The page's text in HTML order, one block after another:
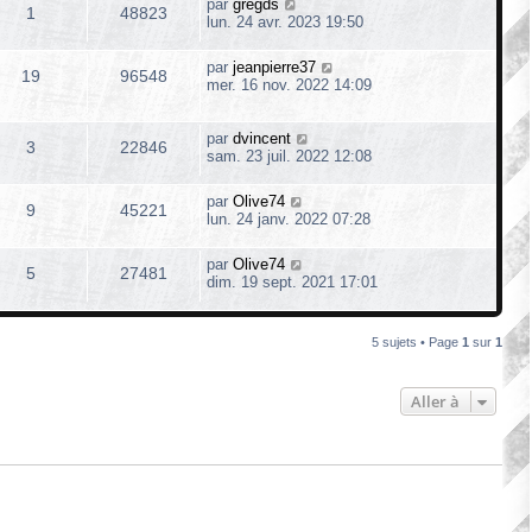
1 48823 par gregds
lun. 24 avr. 2023 19:50
19 96548 par jeanpierre37
mer. 16 nov. 2022 14:09
3 22846 par dvincent
sam. 23 juil. 2022 12:08
9 45221 par Olive74
lun. 24 janv. 2022 07:28
5 27481 par Olive74
dim. 19 sept. 2021 17:01
5 sujets • Page 1 sur 1
Aller à